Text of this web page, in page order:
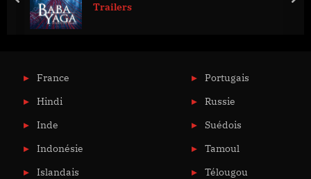
Trailers
prev
France
Hindi
Inde
Indonésie
Islandais
Portugais
Russie
Suédois
Tamoul
Télougou